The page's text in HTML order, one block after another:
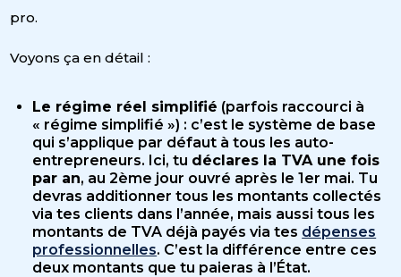
pro.
Voyons ça en détail :
Le régime réel simplifié (parfois raccourci à
« régime simplifié ») : c’est le système de base
qui s’applique par défaut à tous les auto-
entrepreneurs. Ici, tu déclares la TVA une fois
par an, au 2ème jour ouvré après le 1er mai. Tu
devras additionner tous les montants collectés
via tes clients dans l’année, mais aussi tous les
montants de TVA déjà payés via tes dépenses
professionnelles. C’est la différence entre ces
deux montants que tu paieras à l’État.